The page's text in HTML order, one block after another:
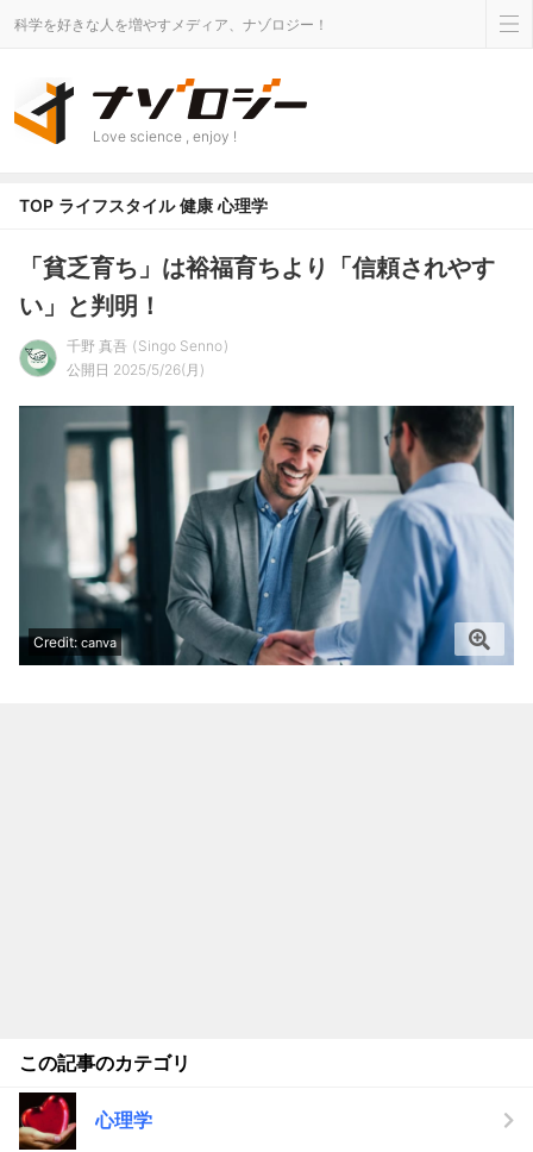
科学を好きな人を増やすメディア、ナゾロジー！
Love science , enjoy !
TOP ライフスタイル 健康 心理学
「貧乏育ち」は裕福育ちより「信頼されやす
い」と判明！
千野 真吾
Singo Senno
公開日 2025/5/26(月)
Credit: canva
この記事のカテゴリ
心理学